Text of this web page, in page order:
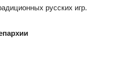
русских игр.